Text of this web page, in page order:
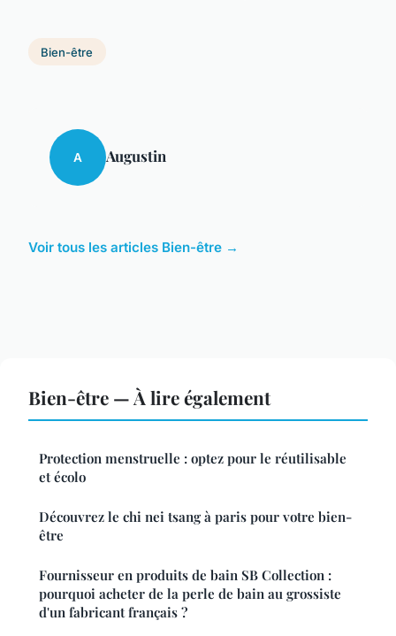
Bien-être
A Augustin
Voir tous les articles Bien-être →
Bien-être — À lire également
Protection menstruelle : optez pour le réutilisable
et écolo
Découvrez le chi nei tsang à paris pour votre bien-
être
Fournisseur en produits de bain SB Collection :
pourquoi acheter de la perle de bain au grossiste
d'un fabricant français ?